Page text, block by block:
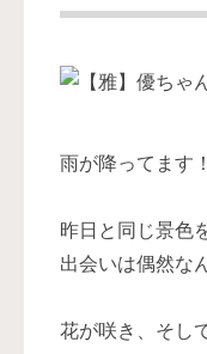
雨が降ってます
昨日と同じ景色
出会いは偶然な
花が咲き、そし